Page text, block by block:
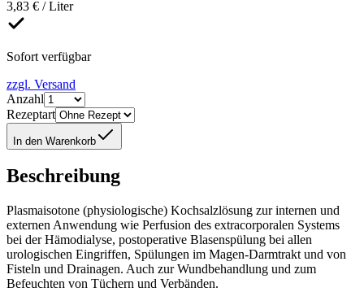
3,83 € / Liter
Sofort verfügbar
zzgl. Versand
Anzahl
Rezeptart
In den Warenkorb
Beschreibung
Plasmaisotone (physiologische) Kochsalzlösung zur internen und
externen Anwendung wie Perfusion des extracorporalen Systems
bei der Hämodialyse, postoperative Blasenspülung bei allen
urologischen Eingriffen, Spülungen im Magen-Darmtrakt und von
Fisteln und Drainagen. Auch zur Wundbehandlung und zum
Befeuchten von Tüchern und Verbänden.